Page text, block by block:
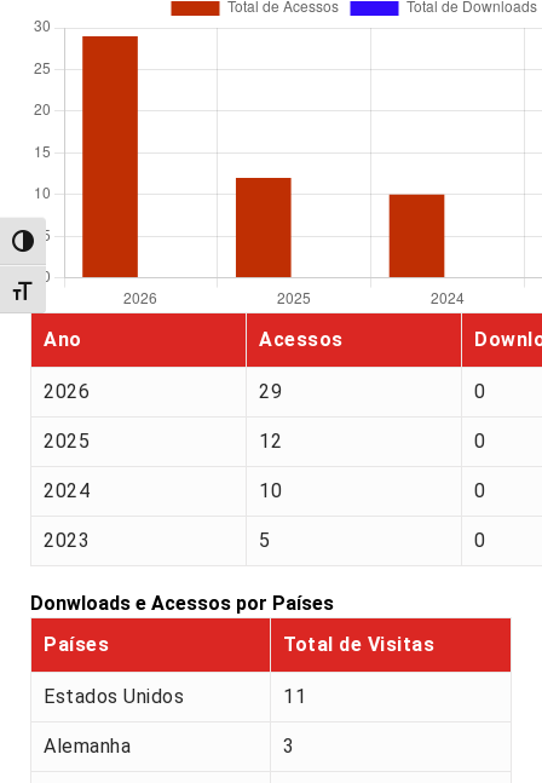
Alternar alto contraste
Alternar tamanho da fonte
Ano Acessos
2026 29 0
2025 12 0
2024 10 0
2023 5 0
Donwloads e Acessos por Países
Países
Total de Visitas
Estados Unidos 11
Alemanha 3